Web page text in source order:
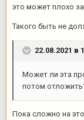
это может плохо
Такого быть не
22.08.2021 в
Может ли эта
потом
Пока сложно на